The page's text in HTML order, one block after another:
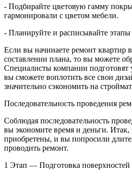
- Подбирайте цветовую гамму
гармонировали с цветом мебели.
- Планируйте и расписывайте этапы
Если вы начинаете ремонт квартир
составлении плана, то вы можете
Специалисты компании подготовят
вы сможете воплотить все свои
значительно сэкономить на
Последовательность проведения
Соблюдая последовательность
вы экономите время и деньги. Итак,
приобретены, и вы попросили
проводить ремонт.
1 Этап — Подготовка поверхностей